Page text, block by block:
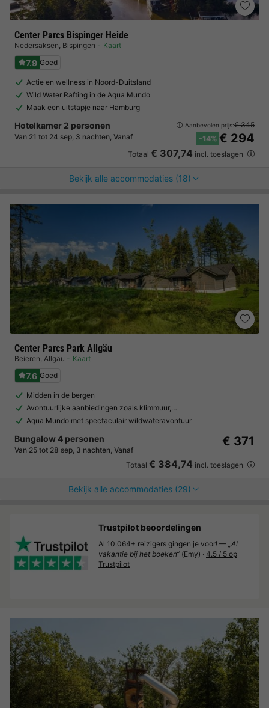
Center Parcs Bispinger Heide
Nedersaksen, Bispingen Kaart
7.9 Goed
Actie en wellness in Noord-Duitsland
Wild Water Rafting in de Aqua Mundo
Maak een uitstapje naar Hamburg
Hotelkamer 2 personen
Van 21 tot 24 sep, 3 nachten, Vanaf
Aanbevolen prijs:€ 345
-14% € 294
Totaal € 307,74 incl. toeslagen
Bekijk alle accommodaties (18)
Center Parcs Park Allgäu
Beieren, Allgäu Kaart
7.6 Goed
Midden in de bergen
Avontuurlijke aanbiedingen zoals klimmuur,…
Aqua Mundo met spectaculair wildwateravontuur
Bungalow 4 personen
Van 25 tot 28 sep, 3 nachten, Vanaf
€ 371
Totaal € 384,74 incl. toeslagen
Bekijk alle accommodaties (29)
Trustpilot beoordelingen
Al 10.064+ reizigers gingen je voor! — „Al
vakantie bij het boeken“ (Emy) · 4.5 / 5 op
Trustpilot